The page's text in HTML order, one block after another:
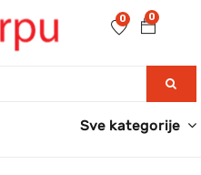
0
0
Sve kategorije